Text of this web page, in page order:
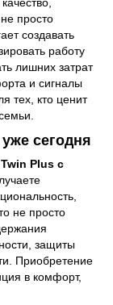
просто
создавать
работу
лишних затрат
и сигналы
тех, кто ценит
сегодня
Plus с
не просто
защиты
Приобретение
в комфорт,